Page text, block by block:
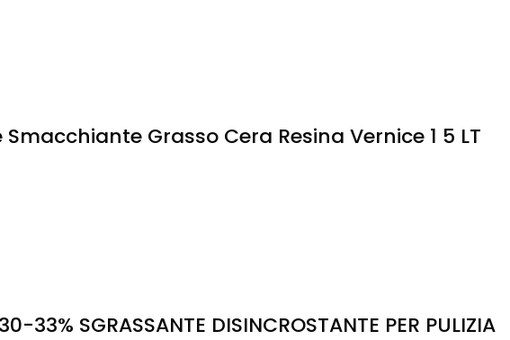
Grasso Cera Resina Vernice 1 5 LT
33% SGRASSANTE DISINCROSTANTE PER PULIZIA